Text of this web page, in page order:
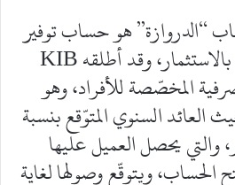
“الدروازة” هو حساب توفير
مبني على أساس الوكالة بالاستثمار، وقد أطلقه KIB
المخصّصة للأفراد، وهو
السنوي المتوّقع بنسبة
كل شهر، والتي يحصل العميل عليها
الحساب، ويتوقّع وصولها لغاية